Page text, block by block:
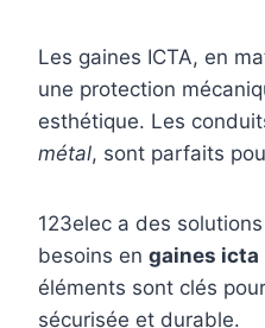
Les gaines ICTA, en
une protection
esthétique. Les
métal, sont parfaits
123elec a des
besoins en gaines icta
éléments sont clés
sécurisée et durable.